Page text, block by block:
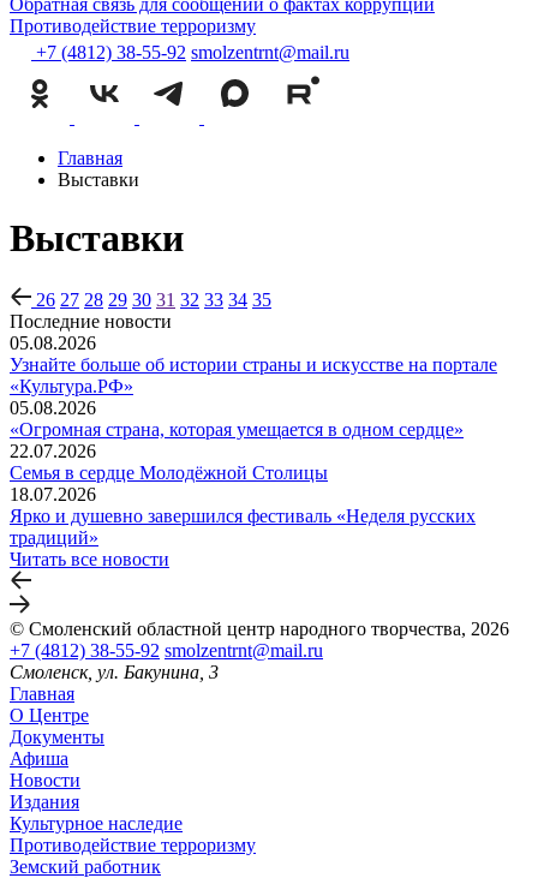
Обратная связь для сообщений о фактах коррупции
Противодействие терроризму
+7 (4812) 38-55-92 smolzentrnt@mail.ru
Главная
Выставки
Выставки
26 27 28 29 30 31 32 33 34 35
Последние новости
05.08.2026
Узнайте больше об истории страны и искусстве на портале
«Культура.РФ»
05.08.2026
«Огромная страна, которая умещается в одном сердце»
22.07.2026
Семья в сердце Молодёжной Столицы
18.07.2026
Ярко и душевно завершился фестиваль «Неделя русских
традиций»
Читать все новости
© Смоленский областной центр народного творчества, 2026
+7 (4812) 38-55-92 smolzentrnt@mail.ru
Смоленск, ул. Бакунина, 3
Главная
О Центре
Документы
Афиша
Новости
Издания
Культурное наследие
Противодействие терроризму
Земский работник